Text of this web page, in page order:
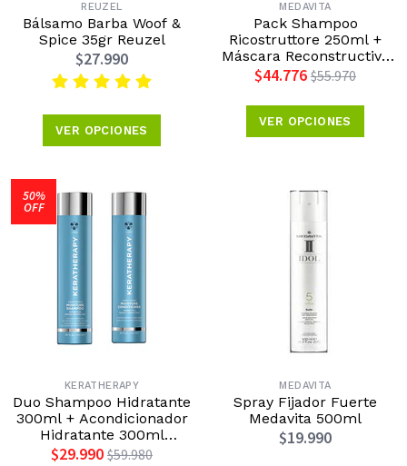
REUZEL
Bálsamo Barba Woof &
Spice 35gr Reuzel
$27.990
VER OPCIONES
MEDAVITA
Pack Shampoo
Ricostruttore 250ml +
Máscara Reconstructiva
150ml + Leave In
Reconstrucción 150ml
Medavita
$44.776 $55.970
VER OPCIONES
50%
OFF
KERATHERAPY
Duo Shampoo Hidratante
300ml + Acondicionador
Hidratante 300ml
Keratherapy
$29.990 $59.980
MEDAVITA
Spray Fijador Fuerte
Medavita 500ml
$19.990